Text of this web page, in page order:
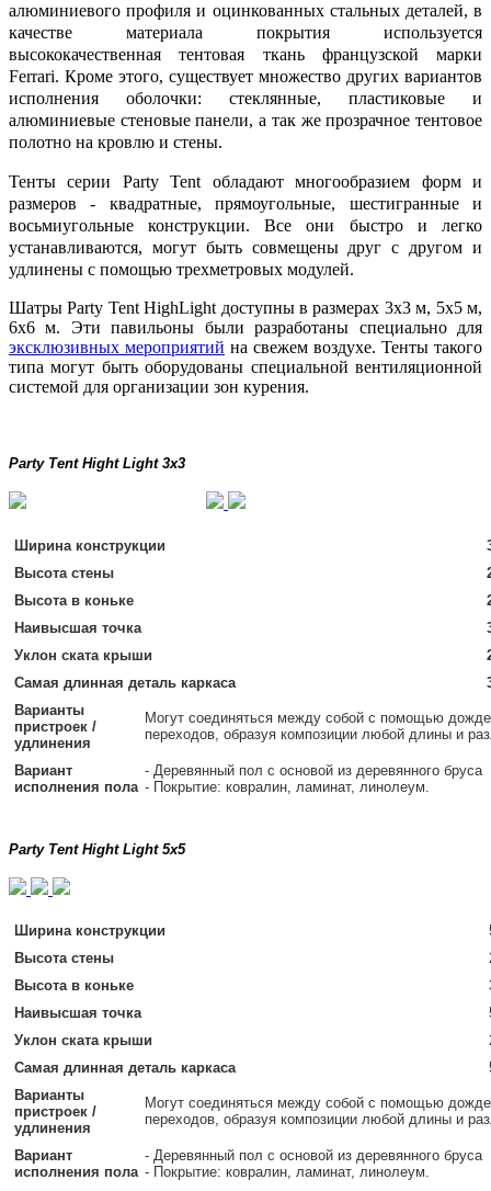
алюминиевого профиля и оцинкованных стальных деталей, в
качестве материала покрытия используется
высококачественная тентовая ткань французской марки
Ferrari. Кроме этого, существует множество других вариантов
исполнения оболочки: стеклянные, пластиковые и
алюминиевые стеновые панели, а так же прозрачное тентовое
полотно на кровлю и стены.
Тенты серии Party Tent обладают многообразием форм и
размеров - квадратные, прямоугольные, шестигранные и
восьмиугольные конструкции. Все они быстро и легко
устанавливаются, могут быть совмещены друг с другом и
удлинены с помощью трехметровых модулей.
Шатры Party Tent HighLight доступны в размерах 3х3 м, 5х5 м,
6х6 м. Эти павильоны были разработаны специально для
эксклюзивных мероприятий на свежем воздухе. Тенты такого
типа могут быть оборудованы специальной вентиляционной
системой для организации зон курения.
Party Tent Hight Light 3x3
Ширина конструкции
Высота стены
Высота в коньке
Наивысшая точка
Уклон ската крыши
Самая длинная деталь каркаса
Варианты
пристроек /
удлинения
Могут соединяться между собой с помощью
переходов, образуя композиции любой длины и
Вариант
исполнения пола
- Деревянный пол с основой из деревянного бруса
- Покрытие: ковралин, ламинат, линолеум.
Party Tent Hight Light 5x5
Ширина конструкции
Высота стены
Высота в коньке
Наивысшая точка
Уклон ската крыши
Самая длинная деталь каркаса
Варианты
пристроек /
удлинения
Могут соединяться между собой с помощью
переходов, образуя композиции любой длины и
Вариант
исполнения пола
- Деревянный пол с основой из деревянного бруса
- Покрытие: ковралин, ламинат, линолеум.